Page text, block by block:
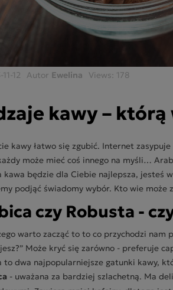
12 Autor Ewelina Views: 178
kawy –
kawy łatwo się zgubić. Internet
może mieć coś innego na myśli…
kawa będzie dla Ciebie najlepsza, jesteś
podjąć świadomy wybór. Kto wie może
czy Robusta -
warto zacząć to to co przychodzi
Może kryć się zarówno - preferuje
to dwa najpopularniejsze gatunki kawy,
- uważana za bardziej szlachetną. Ma